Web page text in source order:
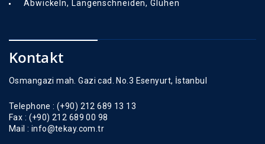
Abwickeln, Längenschneiden, Glühen
Kontakt
Osmangazi mah. Gazi cad. No.3 Esenyurt, İstanbul
Telephone : (+90) 212 689 13 13
Fax : (+90) 212 689 00 98
Mail : info@tekay.com.tr